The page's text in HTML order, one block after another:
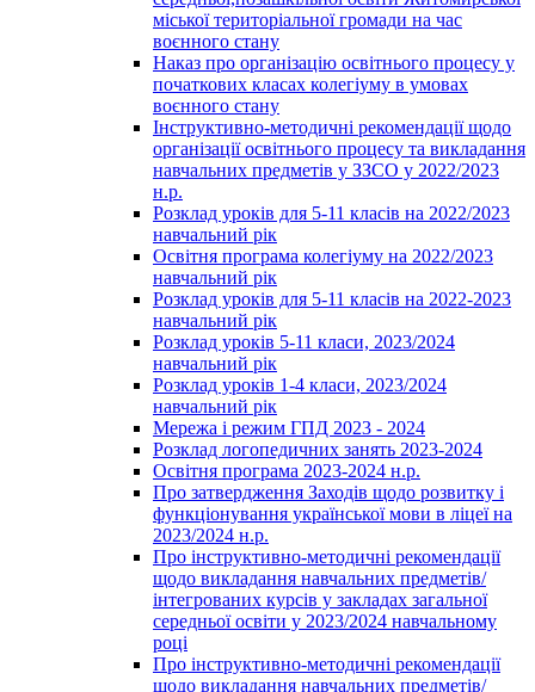
міської територіальної громади на час
воєнного стану
Наказ про організацію освітнього процесу у
початкових класах колегіуму в умовах
воєнного стану
Інструктивно-методичні рекомендації щодо
організації освітнього процесу та викладання
навчальних предметів у ЗЗСО у 2022/2023
н.р.
Розклад уроків для 5-11 класів на 2022/2023
навчальний рік
Освітня програма колегіуму на 2022/2023
навчальний рік
Розклад уроків для 5-11 класів на 2022-2023
навчальний рік
Розклад уроків 5-11 класи, 2023/2024
навчальний рік
Розклад уроків 1-4 класи, 2023/2024
навчальний рік
Мережа і режим ГПД 2023 - 2024
Розклад логопедичних занять 2023-2024
Освітня програма 2023-2024 н.р.
Про затвердження Заходів щодо розвитку і
функціонування української мови в ліцеї на
2023/2024 н.р.
Про інструктивно-методичні рекомендації
щодо викладання навчальних предметів/
інтегрованих курсів у закладах загальної
середньої освіти у 2023/2024 навчальному
році
Про інструктивно-методичні рекомендації
щодо викладання навчальних предметів/